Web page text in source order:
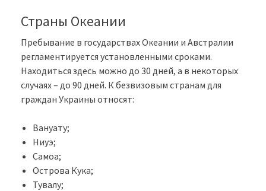
Страны Океании
Пребывание в государствах Океании и Австралии
регламентируется установленными сроками.
Находиться здесь можно до 30 дней, а в некоторых
случаях – до 90 дней. К безвизовым странам для
граждан Украины относят:
Вануату;
Ниуэ;
Самоа;
Острова Кука;
Тувалу;